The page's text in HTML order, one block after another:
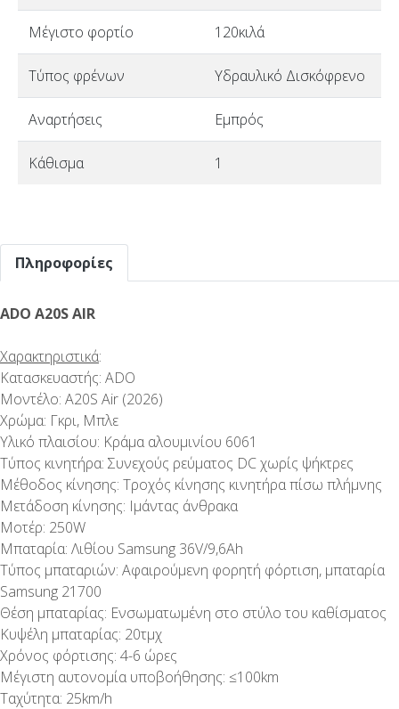
Μέγιστο φορτίο 120κιλά
Τύπος φρένων Υδραυλικό Δισκόφρενο
Αναρτήσεις Εμπρός
Κάθισμα 1
Πληροφορίες
ADO A20S AIR
Χαρακτηριστικά:
Κατασκευαστής: ADO
Μοντέλο: A20S Air (2026)
Χρώμα: Γκρι, Μπλε
Υλικό πλαισίου: Κράμα αλουμινίου 6061
Τύπος κινητήρα: Συνεχούς ρεύματος DC χωρίς ψήκτρες
Μέθοδος κίνησης: Τροχός κίνησης κινητήρα πίσω πλήμνης
Μετάδοση κίνησης: Ιμάντας άνθρακα
Μοτέρ: 250W
Μπαταρία: Λιθίου Samsung 36V/9,6Ah
Τύπος μπαταριών: Αφαιρούμενη φορητή φόρτιση, μπαταρία
Samsung 21700
Θέση μπαταρίας: Ενσωματωμένη στο στύλο του καθίσματος
Κυψέλη μπαταρίας: 20τμχ
Χρόνος φόρτισης: 4-6 ώρες
Μέγιστη αυτονομία υποβοήθησης: ≤100km
Ταχύτητα: 25km/h